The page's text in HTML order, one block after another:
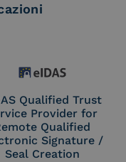
Qualified Trust
Provider for
Qualified
Signature /
Seal Creation